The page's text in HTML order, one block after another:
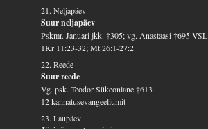
21. Neljapäev
Suur neljapäev
Pskmr. Januari jkk. †305; vg. Anastaasi †695 VSL
1Kr 11:23-32; Mt 26:1-27:2
22. Reede
Suur reede
Vg. psk. Teodor Sükeonlane †613
12 kannatusevangeeliumit
23. Laupäev